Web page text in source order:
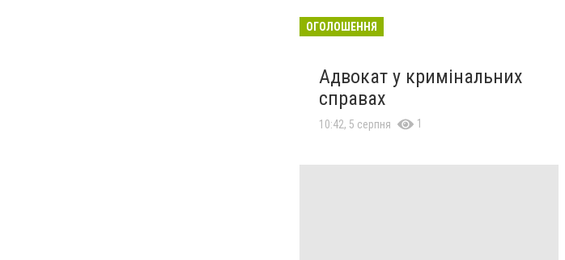
ОГОЛОШЕННЯ
Адвокат у кримінальних
справах
10:42, 5 серпня 1